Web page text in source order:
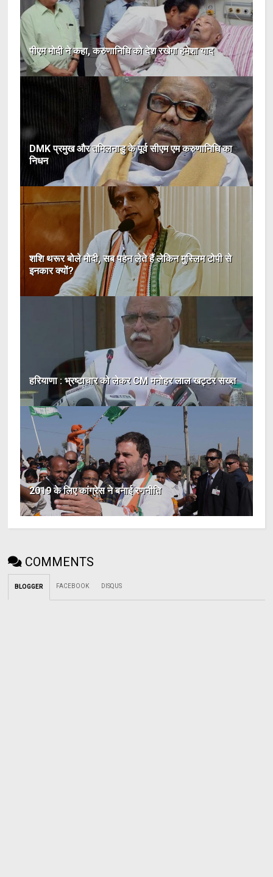
पीएम मोदी ने कहा, करुणानिधि को देश रखेगा हमेशा याद
DMK प्रमुख और तमिलनाडु के पूर्व सीएम एम करुणानिधि का
निधन
शशि थरूर बोले मोदी, सब पहन लेते हैं लेकिन मुस्लिम टोपी से
इनकार क्यों?
हरियाणा : भ्रष्टाचार को लेकर CM मनोहर लाल खट्टर सख्त
2019 के लिए कांग्रेस ने बनाई रणनीति
COMMENTS
BLOGGER FACEBOOK DISQUS